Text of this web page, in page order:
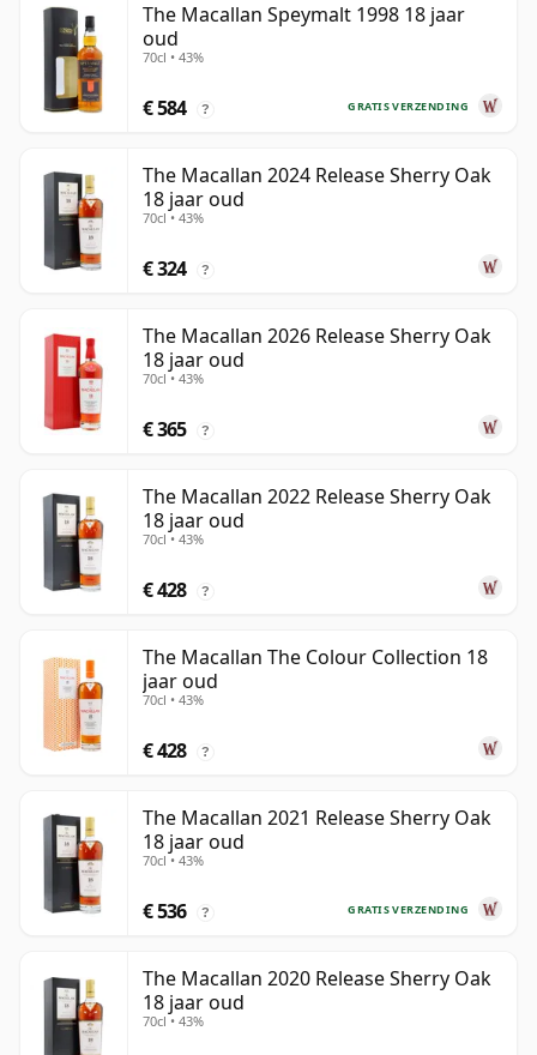
The Macallan Speymalt 1998 18 jaar
oud
70cl • 43%
GRATIS VERZENDING
€ 584 ?
The Macallan 2024 Release Sherry Oak
18 jaar oud
70cl • 43%
€ 324 ?
The Macallan 2026 Release Sherry Oak
18 jaar oud
70cl • 43%
€ 365 ?
The Macallan 2022 Release Sherry Oak
18 jaar oud
70cl • 43%
€ 428 ?
The Macallan The Colour Collection 18
jaar oud
70cl • 43%
€ 428 ?
The Macallan 2021 Release Sherry Oak
18 jaar oud
70cl • 43%
GRATIS VERZENDING
€ 536 ?
The Macallan 2020 Release Sherry Oak
18 jaar oud
70cl • 43%